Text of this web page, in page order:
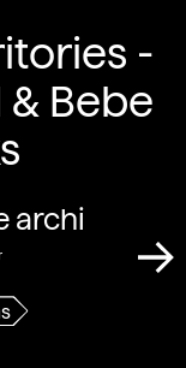
-
& Bebe
archi